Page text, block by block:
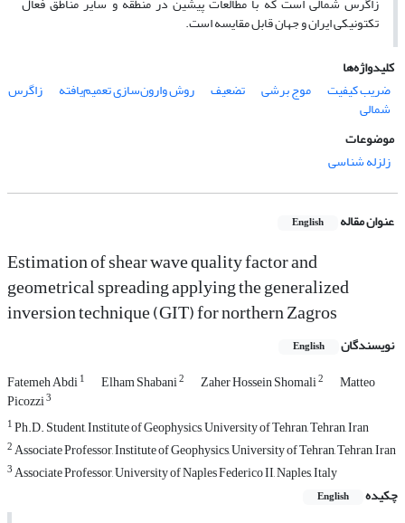
تکتونیکی ایران و جهان قابل مقایسه است. ‌
کلیدواژه‌ها
ضریب کیفیت
موج برشی تضعیف روش وارون‌سازی تعمیم‌یافته زاگرس
شمالی
موضوعات
زلزله شناسی
عنوان مقاله English
Estimation of shear wave quality factor and
geometrical spreading applying the generalized
inversion technique (GIT) for northern Zagros
نویسندگان English
Fatemeh Abdi1 Elham Shabani2 Zaher Hossein Shomali2 Matteo
Picozzi3
1Ph.D. Student, Institute of Geophysics, University of Tehran, Tehran, Iran
2Associate Professor, Institute of Geophysics, University of Tehran, Tehran, Iran
3Associate Professor, University of Naples Federico II, Naples, Italy
چکیده
English